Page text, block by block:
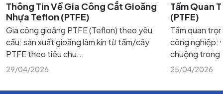
Thông Tin Về Gia Công Cắt Gioăng
Nhựa Teflon (PTFE)
Gia công gioăng PTFE (Teflon) theo yêu
cầu: sản xuất gioăng làm kín từ tấm/cây
PTFE theo tiêu chu...
29/04/2026
Tầm Quan
(PTFE)
Tầm quan
công nghiệp:
chuộng trong
25/04/2026